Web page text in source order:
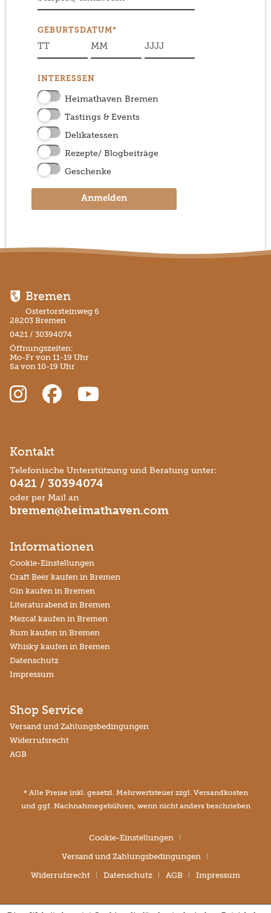
GEBURTSDATUM*
INTERESSEN
Heimathaven Bremen
Tastings & Events
Delikatessen
Rezepte/ Blogbeiträge
Geschenke
Anmelden
Bremen
Ostertorsteinweg 6
28203 Bremen
0421 / 30394074
Öffnungszeiten:
Mo-Fr von 11-19 Uhr
Sa von 10-19 Uhr
Kontakt
Telefonische Unterstützung und Beratung unter:
0421 / 30394074
oder per Mail an
bremen@heimathaven.com
Informationen
Cookie-Einstellungen
Craft Beer kaufen in Bremen
Gin kaufen in Bremen
Literaturabend in Bremen
Mezcal kaufen in Bremen
Rum kaufen in Bremen
Whisky kaufen in Bremen
Datenschutz
Impressum
Shop Service
Versand und Zahlungsbedingungen
Widerrufsrecht
AGB
* Alle Preise inkl. gesetzl. Mehrwertsteuer zzgl. Versandkosten
und ggf. Nachnahmegebühren, wenn nicht anders beschrieben
Cookie-Einstellungen
Versand und Zahlungsbedingungen
Widerrufsrecht Datenschutz AGB Impressum